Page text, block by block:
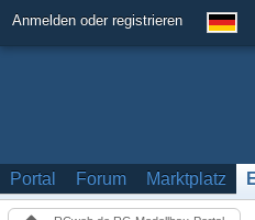
Anmelden oder registrieren
Portal Forum Marktplatz